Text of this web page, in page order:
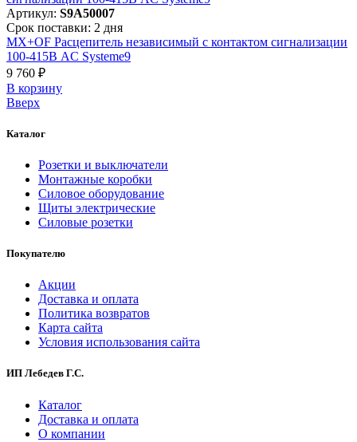
Артикул: S9A50007
Срок поставки: 2 дня
MX+OF Расцепитель независимый с контактом сигнализации
100-415В AC Systeme9
9 760 ₽
В корзинy
Вверх
Каталог
Розетки и выключатели
Монтажные коробки
Силовое оборудование
Щиты электрические
Силовые розетки
Покупателю
Акции
Доставка и оплата
Политика возвратов
Карта сайта
Условия использования сайта
ИП Лебедев Г.С.
Каталог
Доставка и оплата
О компании